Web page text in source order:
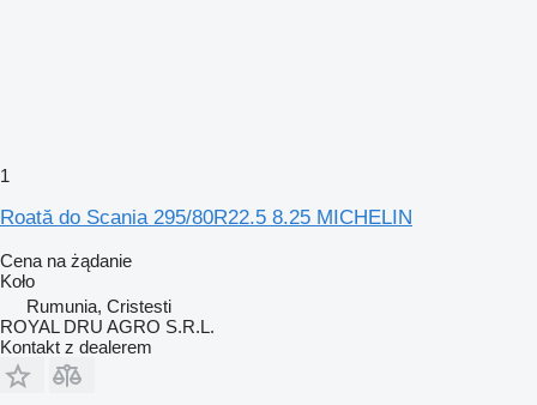
1
Roată do Scania 295/80R22.5 8.25 MICHELIN
Cena na żądanie
Koło
Rumunia, Cristesti
ROYAL DRU AGRO S.R.L.
Kontakt z dealerem